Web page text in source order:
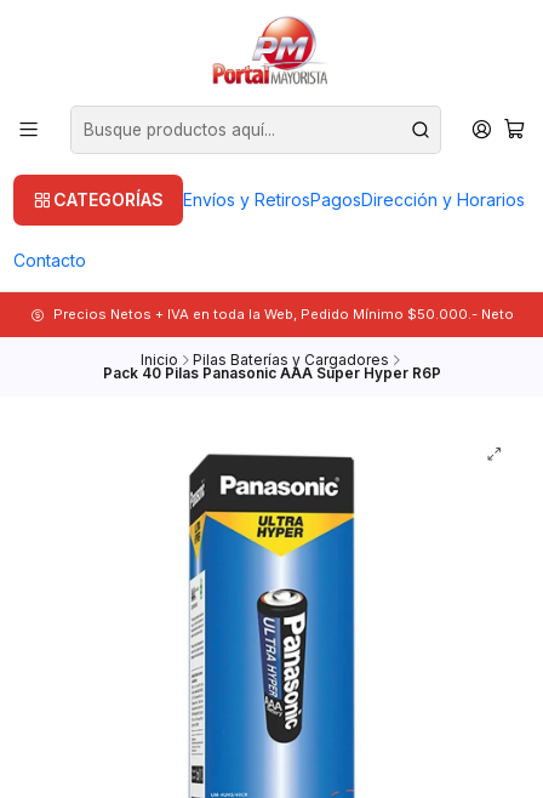
CATEGORÍAS Envíos y RetirosPagosDirección y Horarios
Contacto
Precios Netos + IVA en toda la Web, Pedido Mínimo $50.000.- Neto
Inicio Pilas Baterías y Cargadores
Pack 40 Pilas Panasonic AAA Super Hyper R6P